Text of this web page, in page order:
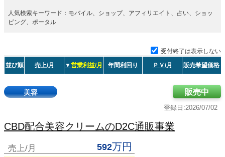
人気検索キーワード：モバイル、ショップ、アフィリエイト、占い、ショッ
ピング、ポータル
受付終了は表示しない
並び順
売上/月 ▼営業利益/月 年間利回り ＰＶ/月 販売希望価格
美容
登録日:2026/07/02
販売中
CBD配合美容クリームのD2C通販事業
売上/月 592万円